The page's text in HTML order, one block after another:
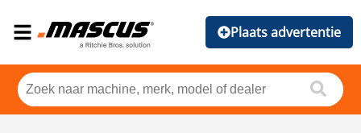
Plaats advertentie